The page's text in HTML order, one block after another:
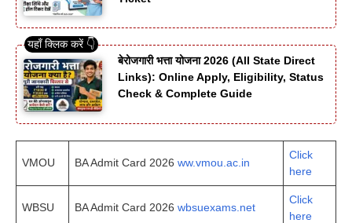
बेरोजगारी भत्ता योजना 2026 (All State Direct
Links): Online Apply, Eligibility, Status
Check & Complete Guide
VMOU BA Admit Card 2026 ww.vmou.ac.in
Click
here
WBSU BA Admit Card 2026 wbsuexams.net
Click
here